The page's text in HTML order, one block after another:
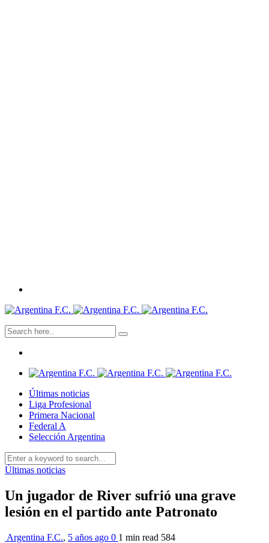
Últimas noticias
Liga Profesional
Primera Nacional
Federal A
Selección Argentina
Últimas noticias
Un jugador de River sufrió una grave
lesión en el partido ante Patronato
Argentina F.C., 5 años ago 0 1 min read 584